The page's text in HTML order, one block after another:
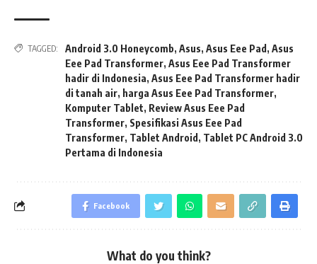
TAGGED: Android 3.0 Honeycomb, Asus, Asus Eee Pad , Asus
Eee Pad Transformer, Asus Eee Pad Transformer
hadir di Indonesia, Asus Eee Pad Transformer hadir
di tanah air, harga Asus Eee Pad Transformer,
Komputer Tablet, Review Asus Eee Pad
Transformer, Spesifikasi Asus Eee Pad
Transformer, Tablet Android , Tablet PC Android 3.0
Pertama di Indonesia
Facebook
What do you think?